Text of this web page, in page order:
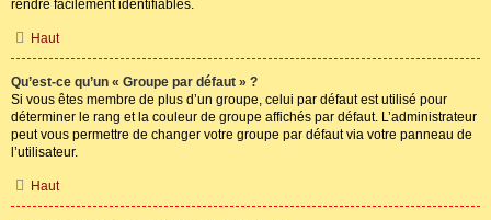
rendre facilement identifiables.
Haut
Qu’est-ce qu’un « Groupe par défaut » ?
Si vous êtes membre de plus d’un groupe, celui par défaut est utilisé pour
déterminer le rang et la couleur de groupe affichés par défaut. L’administrateur
peut vous permettre de changer votre groupe par défaut via votre panneau de
l’utilisateur.
Haut